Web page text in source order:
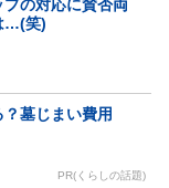
の対応に賛否両
…(笑)
墓じまい費用
PR(くらしの話題)